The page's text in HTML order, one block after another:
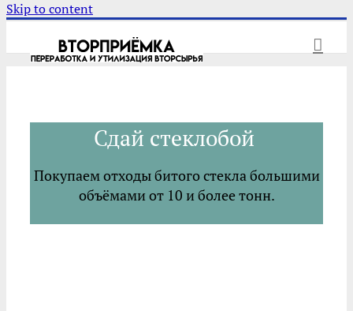
Skip to content
Сдай стеклобой
Покупаем отходы битого стекла большими
объёмами от 10 и более тонн.